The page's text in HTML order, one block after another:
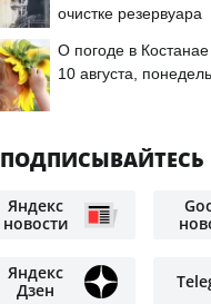
очистке резервуара
О погоде в
10 августа,
ПОДПИСЫВАЙТЕСЬ
Яндекс
новости
Яндекс
Дзен